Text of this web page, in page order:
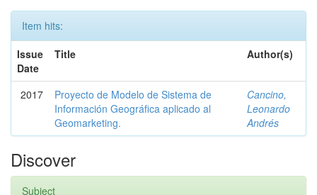
Item hits:
Issue
Date
Title Author(s)
2017
Proyecto de Modelo de Sistema de
Información Geográfica aplicado al
Geomarketing.
Cancino,
Leonardo
Andrés
Discover
Subject